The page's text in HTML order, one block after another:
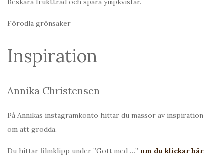
Beskära fruktträd och spara ympkvistar.
Förodla grönsaker
Inspiration
Annika Christensen
På Annikas instagramkonto hittar du massor av inspiration
om att grodda.
Du hittar filmklipp under ”Gott med …” om du klickar här.